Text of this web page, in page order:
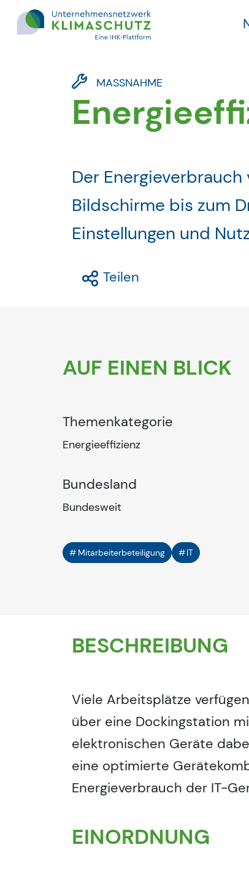
Direkt zu den Inhalten springen
MASSNAHME
Der
Bildschirme bis zum
Einstellungen und
Teilen
AUF EINEN BLICK
Themenkategorie
Energieeffizienz
Bundesland
Bundesweit
Mitarbeiterbeteiligung IT
BESCHREIBUNG
Viele Arbeitsplätze
über eine Dockingstation
elektronischen Geräte
eine optimierte
Energieverbrauch der IT-
EINORDNUNG